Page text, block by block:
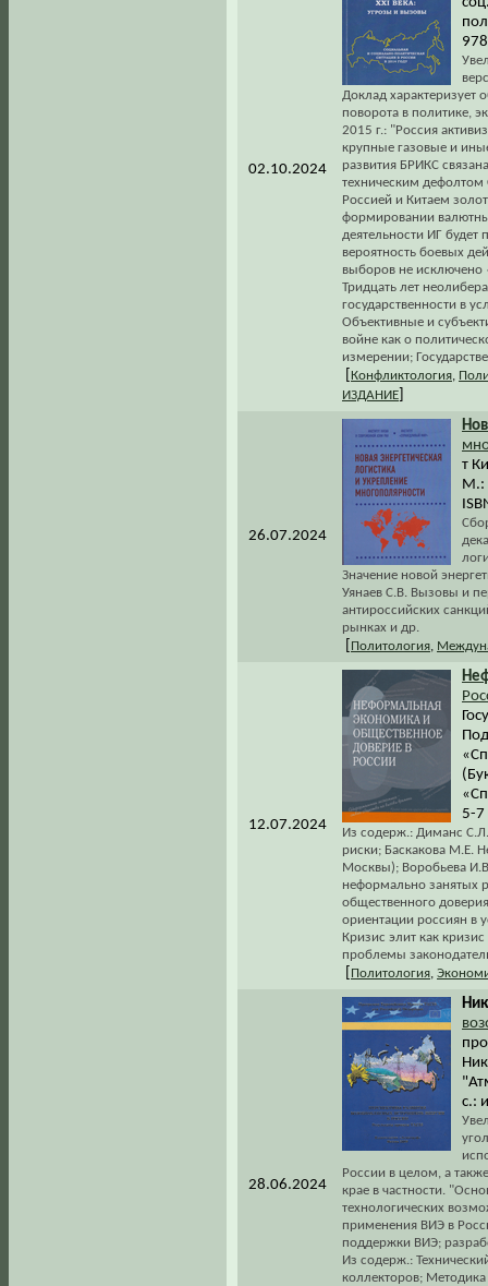
02.10.2024
Доклад характеризует
поворота в политике,
2015 г.: "Россия
крупные газовые и
развития БРИКС
техническим
Россией и Китаем
формировании
деятельности ИГ будет
вероятность боевых
выборов не исключено
Тридцать лет
государственности в
Объективные и
войне как о
измерении;
Конфликтология
ИЗДАНИЕ
26.07.2024
т
М.:
Значение новой
Уянаев С.В. Вызовы и
антироссийских
рынках и др.
Политология
12.07.2024
5-7
Из содерж.: Диманс
риски; Баскакова М.Е.
Москвы); Воробьева
неформально занятых
общественного
ориентации россиян в
Кризис элит как
проблемы
Политология
28.06.2024
с.:
России в целом, а
крае в частности.
технологических
применения ВИЭ в
поддержки ВИЭ;
Из содерж.:
коллекторов; Методика